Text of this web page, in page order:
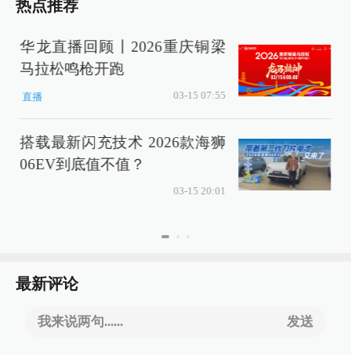
热点推荐
华龙直播回顾丨2026重庆铜梁
马拉松鸣枪开跑
直播 03-15 07:55
搭载最新闪充技术 2026款海狮
06EV到底值不值？
03-15 20:01
最新评论
我来说两句...... 发送